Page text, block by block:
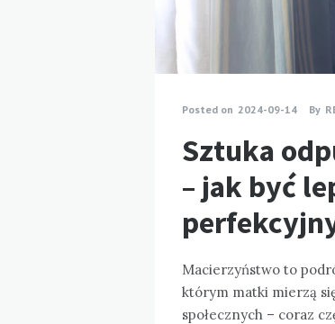
Posted on 2024-09-14 By
Sztuka
– jak być
Macierzyństwo to
którym matki mierzą
społecznych – coraz